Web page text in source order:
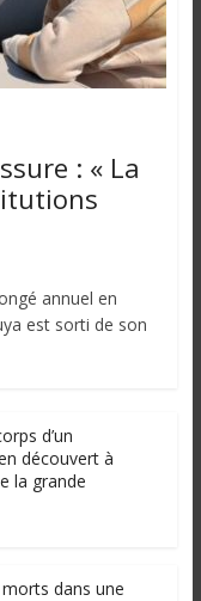
: « La
annuel en
est sorti de son
d’un
découvert à
la grande
dans une